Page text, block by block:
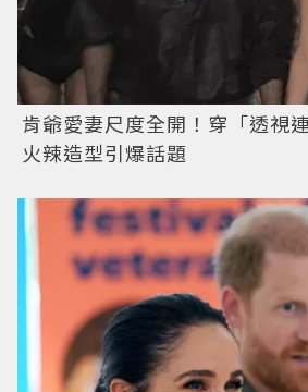
肯爺愛妻尺度全開！穿「透視
火辣造型引爆話題